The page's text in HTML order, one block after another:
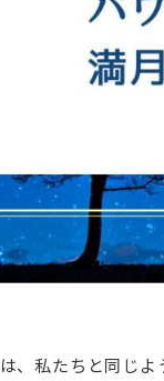
、私たちと同じ